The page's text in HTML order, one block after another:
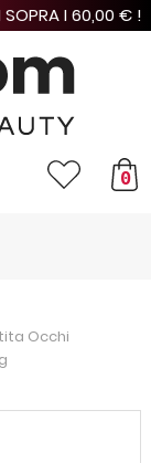
SOPRA I 60,00 € !
0
Occhi